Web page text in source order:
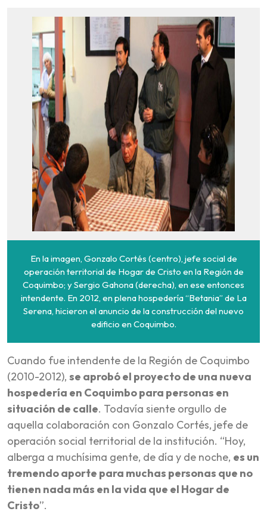
En la imagen, Gonzalo Cortés (centro), jefe social de
operación territorial de Hogar de Cristo en la Región de
Coquimbo; y Sergio Gahona (derecha), en ese entonces
intendente. En 2012, en plena hospedería “Betania” de La
Serena, hicieron el anuncio de la construcción del nuevo
edificio en Coquimbo.
Cuando fue intendente de la Región de Coquimbo
(2010-2012), se aprobó el proyecto de una nueva
hospedería en Coquimbo para personas en
situación de calle. Todavía siente orgullo de
aquella colaboración con Gonzalo Cortés, jefe de
operación social territorial de la institución. “Hoy,
alberga a muchísima gente, de día y de noche, es un
tremendo aporte para muchas personas que no
tienen nada más en la vida que el Hogar de
Cristo”.